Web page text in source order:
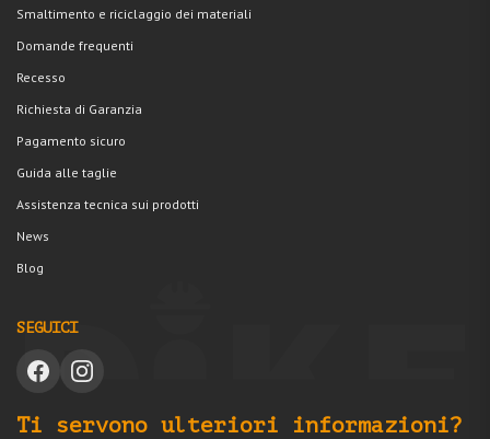
Smaltimento e riciclaggio dei materiali
Domande frequenti
Recesso
Richiesta di Garanzia
Pagamento sicuro
Guida alle taglie
Assistenza tecnica sui prodotti
News
Blog
SEGUICI
Ti servono ulteriori informazioni?